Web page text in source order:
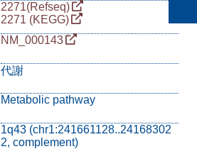
2271(Refseq)
2271 (KEGG)
NM_000143
代謝
Metabolic pathway
1q43 (chr1:241661128..24168302
2, complement)